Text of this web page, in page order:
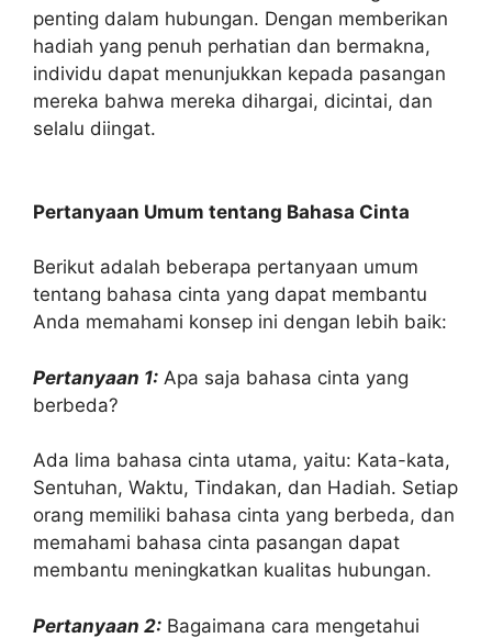
penting dalam hubungan. Dengan memberikan
hadiah yang penuh perhatian dan bermakna,
individu dapat menunjukkan kepada pasangan
mereka bahwa mereka dihargai, dicintai, dan
selalu diingat.
Pertanyaan Umum tentang Bahasa Cinta
Berikut adalah beberapa pertanyaan umum
tentang bahasa cinta yang dapat membantu
Anda memahami konsep ini dengan lebih baik:
Pertanyaan 1: Apa saja bahasa cinta yang
berbeda?
Ada lima bahasa cinta utama, yaitu: Kata-kata,
Sentuhan, Waktu, Tindakan, dan Hadiah. Setiap
orang memiliki bahasa cinta yang berbeda, dan
memahami bahasa cinta pasangan dapat
membantu meningkatkan kualitas hubungan.
Pertanyaan 2: Bagaimana cara mengetahui